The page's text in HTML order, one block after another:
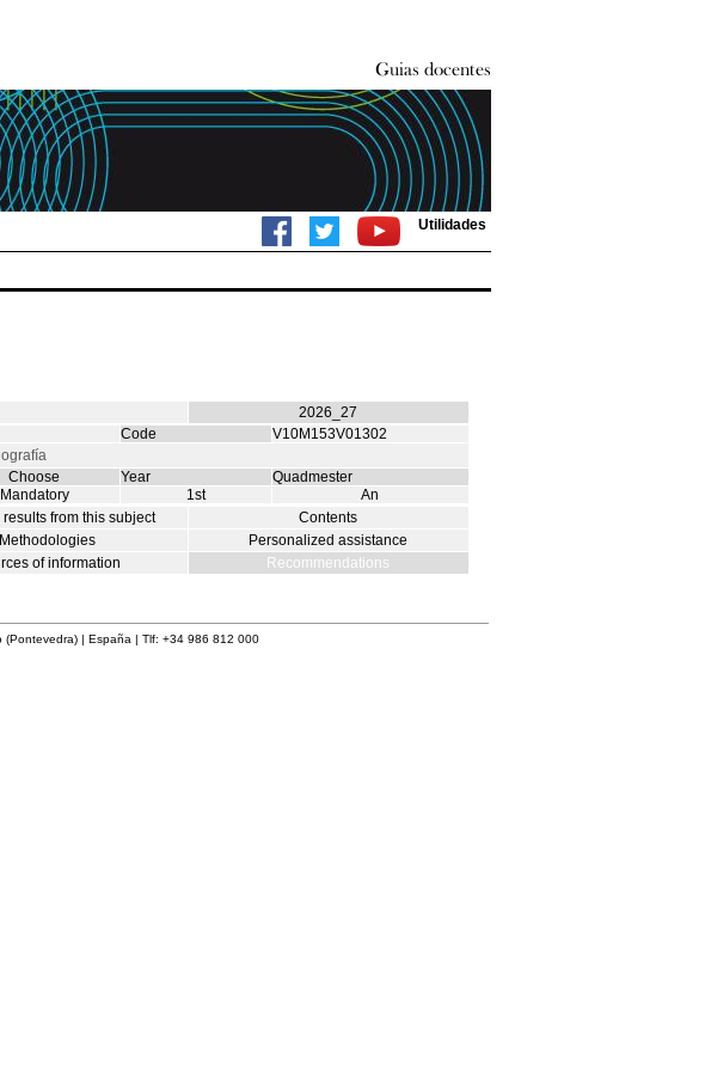
Utilidades
2026_27
Code
V10M153V01302
Choose Year
Quadmester
Mandatory 1st
An
results from this subject
Contents
Methodologies
Personalized assistance
of information Recommendations
| España | Tlf: +34 986 812 000